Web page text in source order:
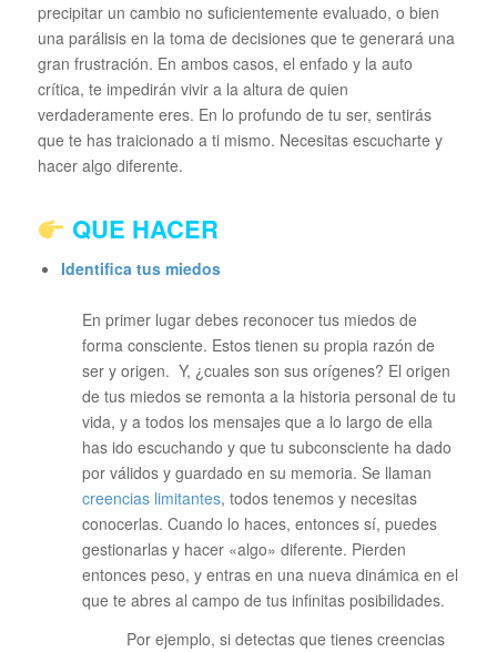
precipitar un cambio no suficientemente evaluado, o bien
una parálisis en la toma de decisiones que te generará una
gran frustración. En ambos casos, el enfado y la auto
crítica, te impedirán vivir a la altura de quien
verdaderamente eres. En lo profundo de tu ser, sentirás
que te has traicionado a ti mismo. Necesitas escucharte y
hacer algo diferente.
QUE HACER
Identifica tus miedos
En primer lugar debes reconocer tus miedos de
forma consciente. Estos tienen su propia razón de
ser y origen. Y, ¿cuales son sus orígenes? El origen
de tus miedos se remonta a la historia personal de tu
vida, y a todos los mensajes que a lo largo de ella
has ido escuchando y que tu subconsciente ha dado
por válidos y guardado en su memoria. Se llaman
creencias limitantes, todos tenemos y necesitas
conocerlas. Cuando lo haces, entonces sí, puedes
gestionarlas y hacer «algo» diferente. Pierden
entonces peso, y entras en una nueva dinámica en el
que te abres al campo de tus infinitas posibilidades.
Por ejemplo, si detectas que tienes creencias